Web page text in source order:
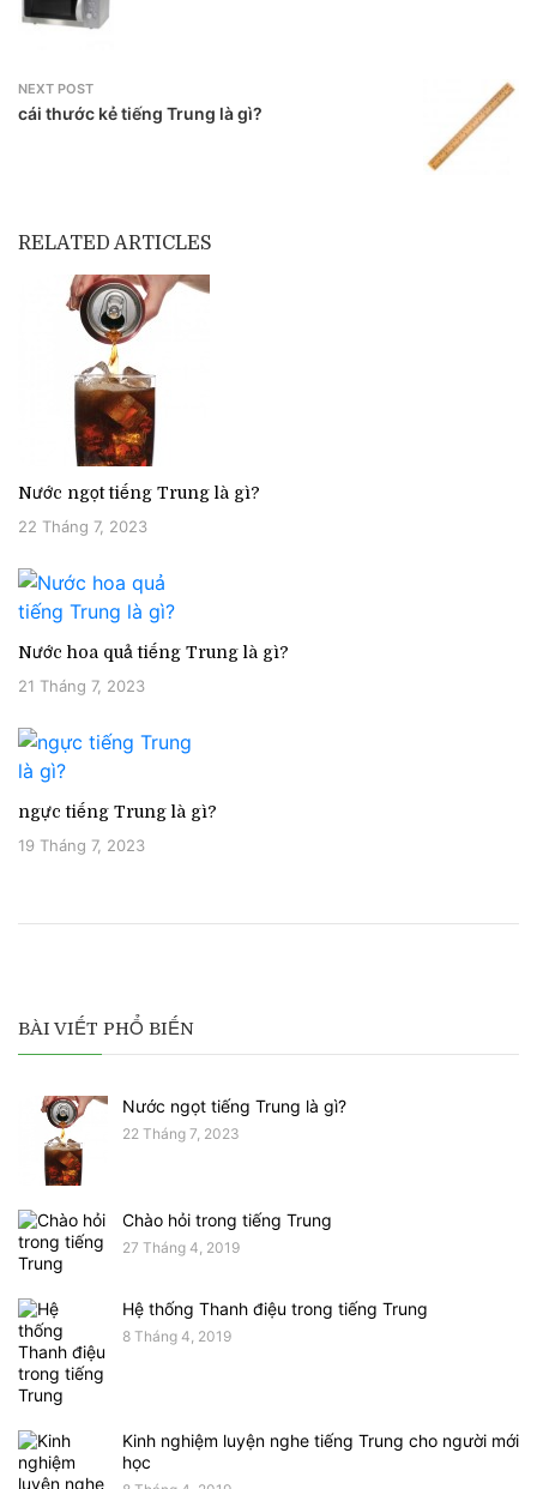
NEXT POST
cái thước kẻ tiếng Trung là gì?
RELATED ARTICLES
Nước ngọt tiếng Trung là gì?
22 Tháng 7, 2023
Nước hoa quả tiếng Trung là gì?
21 Tháng 7, 2023
ngực tiếng Trung là gì?
19 Tháng 7, 2023
BÀI VIẾT PHỔ BIẾN
Nước ngọt tiếng Trung là gì?
22 Tháng 7, 2023
Chào hỏi trong tiếng Trung
27 Tháng 4, 2019
Hệ thống Thanh điệu trong tiếng Trung
8 Tháng 4, 2019
Kinh nghiệm luyện nghe tiếng Trung cho người mới
học